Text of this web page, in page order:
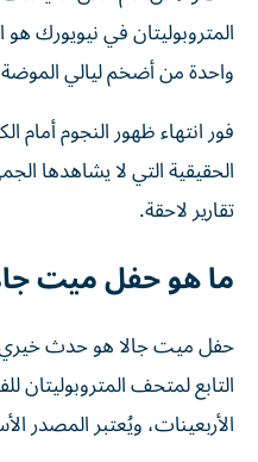
المتروبوليتان في نيويورك
واحدة من أضخم ليالي
فور انتهاء ظهور النجوم أمام
الحقيقية التي لا يشاهدها
تقارير لاحقة.
ما هو حفل ميت
حفل ميت جالا هو حدث خيري
التابع لمتحف المتروبوليتان
الأربعينات، ويُعتبر المصدر